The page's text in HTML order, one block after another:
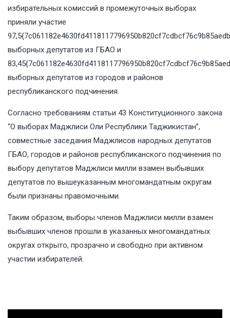
избирательных комиссий в промежуточных выборах
приняли участие
выборных депутатов из ГБАО и
выборных депутатов из городов и районов
республиканского подчинения.
Согласно требованиям статьи 43 Конституционного закона
“О выборах Маджлиси Оли Республики Таджикистан”,
совместные заседания Маджлисов народных депутатов
ГБАО, городов и районов республиканского подчинения по
выбору депутатов Маджлиси милли взамен выбывших
депутатов по вышеуказанным многомандатным округам
были признаны правомочными.
Таким образом, выборы членов Маджлиси милли взамен
выбывших членов прошли в указанных многомандатных
округах открыто, прозрачно и свободно при активном
участии избирателей.